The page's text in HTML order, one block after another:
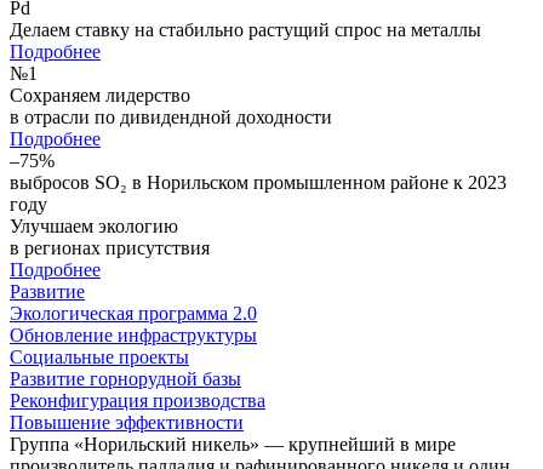
Pd
Делаем ставку на стабильно растущий спрос на металлы
Подробнее
№1
Сохраняем лидерство
в отрасли по дивидендной доходности
Подробнее
–75%
выбросов SO₂ в Норильском промышленном районе к 2023
году
Улучшаем экологию
в регионах присутствия
Подробнее
Развитие
Экологическая программа 2.0
Обновление инфраструктуры
Социальные проекты
Развитие горнорудной базы
Реконфигурация производства
Повышение эффективности
Группа «Норильский никель» — крупнейший в мире